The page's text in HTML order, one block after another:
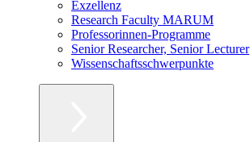
Exzellenz
Research Faculty MARUM
Professorinnen-Programme
Senior Researcher, Senior Lecturer
Wissenschaftsschwerpunkte